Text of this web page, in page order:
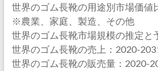
世界のゴム長靴の用途別市場価値
※農業、家庭、製造、その他
世界のゴム長靴市場規模の推定と
世界のゴム長靴の売上：2020-
世界のゴム長靴の販売量：2020-